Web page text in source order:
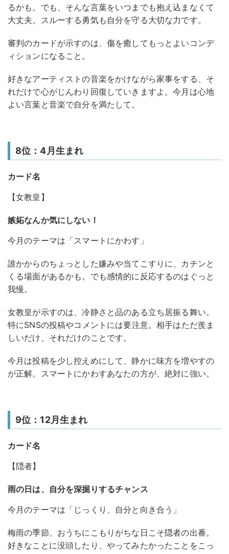
るかも。でも、そんな言葉をいつまでも抱え込まなくて
大丈夫。スルーする勇気も自分を守る大切な力です。
審判のカードが示すのは、傷を癒してもっとよいコンデ
ィションになること。
好きなアーティストの音楽をかけながら家事をする、そ
れだけで心がじんわり回復していきますよ。今月は心地
よい言葉と音楽で自分を満たして。
8位：4月生まれ
カード名
【女教皇】
嫉妬なんか気にしない！
今月のテーマは「スマートにかわす」
誰かからのちょっとした嫌みや当てこすりに、カチンと
くる場面があるかも。でも感情的に反応するのはぐっと
我慢。
女教皇が示すのは、冷静さと品のある立ち居振る舞い。
特にSNSの投稿やコメントには要注意。相手はただ羨ま
しいだけ、それだけのことです。
今月は投稿を少し控えめにして、静かに味方を増やすの
が正解。スマートにかわすあなたの方が、絶対に強い。
9位：12月生まれ
カード名
【隠者】
雨の日は、自分を深掘りするチャンス
今月のテーマは「じっくり、自分と向き合う」
梅雨の季節、おうちにこもりがちな日こそ隠者の出番。
好きなことに没頭したり、やってみたかったことをこっ